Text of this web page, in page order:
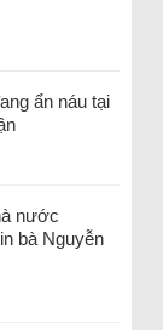
ẩn náu tại
nước
bà Nguyễn